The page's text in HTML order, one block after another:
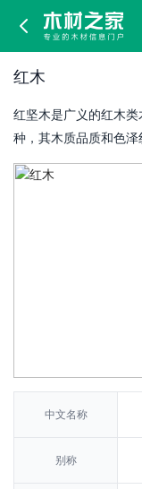
红
木
红木
红坚木是广义的红木
种，其木质品质和色泽
中文名称
别称